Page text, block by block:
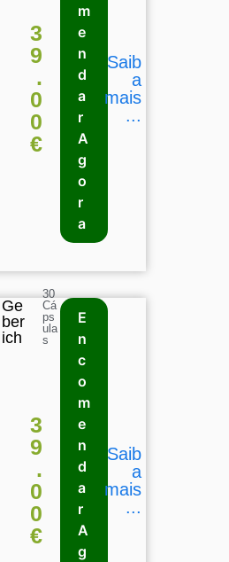
3
9
.
0
0
€
m
e
n
d
a
r
A
g
o
r
a
Saib
a
mais
...
Ge
ber
ich
3
9
.
0
0
€
30
Cá
ps
ula
s
E
n
c
o
m
e
n
d
a
r
A
g
Saib
a
mais
...